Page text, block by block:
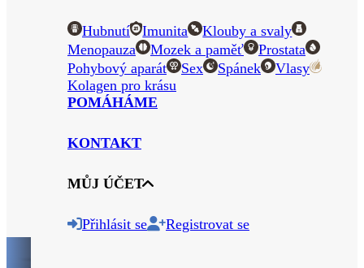
Hubnutí Imunita
Klouby a svaly
Menopauza
Mozek a paměť
Prostata
Pohybový aparát
Sex Spánek
Vlasy
Kolagen pro krásu
POMÁHÁME
KONTAKT
MŮJ ÚČET
Přihlásit se Registrovat se